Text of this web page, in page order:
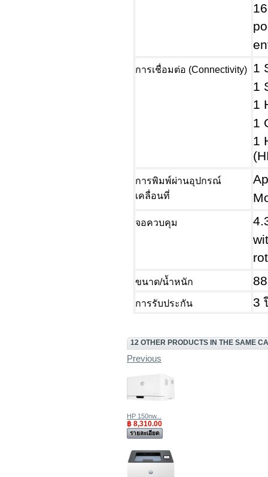
การเชื่อมต่อ (Connectivity)
1
1
1
1
1
การพิมพ์ผ่านอุปกรณ์
เคลื่อนที่
จอควบคุม
ขนาด/น้ำหนัก
การรับประกัน 3
12 OTHER PRODUCTS IN THE SAME
Previous
HP 150nw...
฿ 8,310.00
รายละเอียด